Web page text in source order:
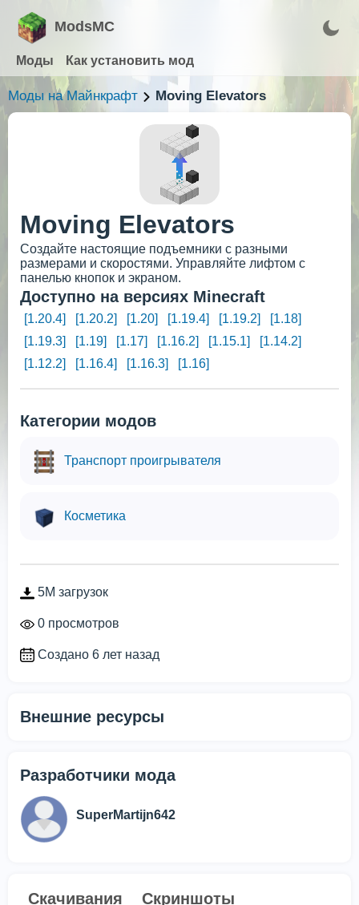
ModsMC
Моды Как установить мод
Моды на Майнкрафт Moving Elevators
Moving Elevators
Создайте настоящие подъемники с разными
размерами и скоростями. Управляйте лифтом с
панелью кнопок и экраном.
Доступно на версиях Minecraft
[1.20.4] [1.20.2] [1.20] [1.19.4] [1.19.2]
[1.18]
[1.19.3]
[1.19] [1.17] [1.16.2] [1.15.1]
[1.14.2]
[1.12.2]
[1.16.4] [1.16.3] [1.16]
Категории модов
Транспорт проигрывателя
Косметика
5M загрузок
0 просмотров
Создано 6 лет назад
Внешние ресурсы
Разработчики мода
SuperMartijn642
Скачивания Скриншоты